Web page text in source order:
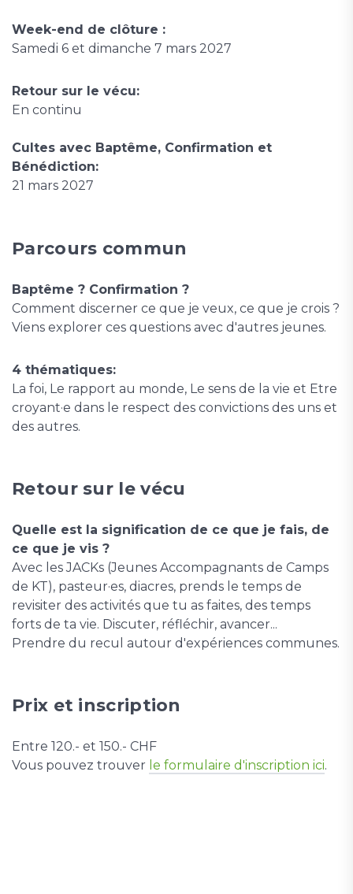
Week-end de clôture :
Samedi 6 et dimanche 7 mars 2027
Retour sur le vécu:
En continu
Cultes avec Baptême, Confirmation et
Bénédiction:
21 mars 2027
Parcours commun
Baptême ? Confirmation ?
Comment discerner ce que je veux, ce que je crois ?
Viens explorer ces questions avec d'autres jeunes.
4 thématiques:
La foi, Le rapport au monde, Le sens de la vie et Etre
croyant·e dans le respect des convictions des uns et
des autres.
Retour sur le vécu
Quelle est la signification de ce que je fais, de
ce que je vis ?
Avec les JACKs (Jeunes Accompagnants de Camps
de KT), pasteur·es, diacres, prends le temps de
revisiter des activités que tu as faites, des temps
forts de ta vie. Discuter, réfléchir, avancer...
Prendre du recul autour d'expériences communes.
Prix et inscription
Entre 120.- et 150.- CHF
Vous pouvez trouver le formulaire d'inscription ici.